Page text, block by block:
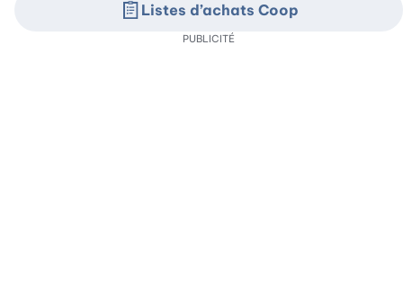
Listes d’achats Coop
PUBLICITÉ